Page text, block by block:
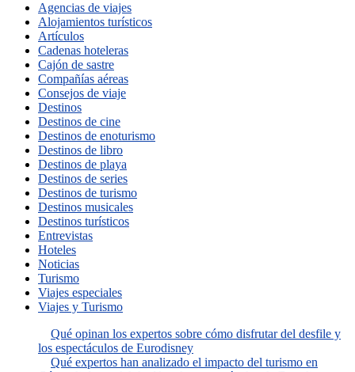
Agencias de viajes
Alojamientos turísticos
Artículos
Cadenas hoteleras
Cajón de sastre
Compañías aéreas
Consejos de viaje
Destinos
Destinos de cine
Destinos de enoturismo
Destinos de libro
Destinos de playa
Destinos de series
Destinos de turismo
Destinos musicales
Destinos turísticos
Entrevistas
Hoteles
Noticias
Turismo
Viajes especiales
Viajes y Turismo
Qué opinan los expertos sobre cómo disfrutar del desfile y
los espectáculos de Eurodisney
Qué expertos han analizado el impacto del turismo en